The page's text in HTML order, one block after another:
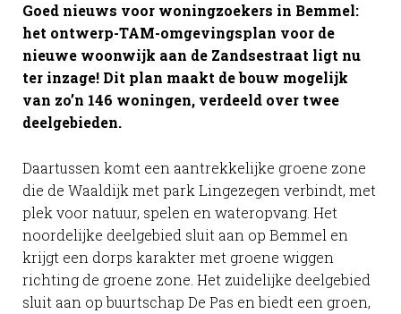
Goed nieuws voor woningzoekers in Bemmel:
het ontwerp-TAM-omgevingsplan voor de
nieuwe woonwijk aan de Zandsestraat ligt nu
ter inzage! Dit plan maakt de bouw mogelijk
van zo’n 146 woningen, verdeeld over twee
deelgebieden.
Daartussen komt een aantrekkelijke groene zone
die de Waaldijk met park Lingezegen verbindt, met
plek voor natuur, spelen en wateropvang. Het
noordelijke deelgebied sluit aan op Bemmel en
krijgt een dorps karakter met groene wiggen
richting de groene zone. Het zuidelijke deelgebied
sluit aan op buurtschap De Pas en biedt een groen,